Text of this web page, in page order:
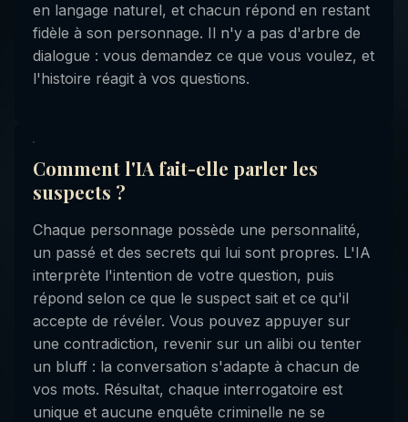
en langage naturel, et chacun répond en restant
fidèle à son personnage. Il n'y a pas d'arbre de
dialogue : vous demandez ce que vous voulez, et
l'histoire réagit à vos questions.
Comment l'IA fait-elle parler les
suspects ?
Chaque personnage possède une personnalité,
un passé et des secrets qui lui sont propres. L'IA
interprète l'intention de votre question, puis
répond selon ce que le suspect sait et ce qu'il
accepte de révéler. Vous pouvez appuyer sur
une contradiction, revenir sur un alibi ou tenter
un bluff : la conversation s'adapte à chacun de
vos mots. Résultat, chaque interrogatoire est
unique et aucune enquête criminelle ne se